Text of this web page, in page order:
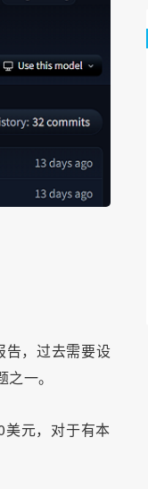
告，过去需要设
一。
元，对于有本